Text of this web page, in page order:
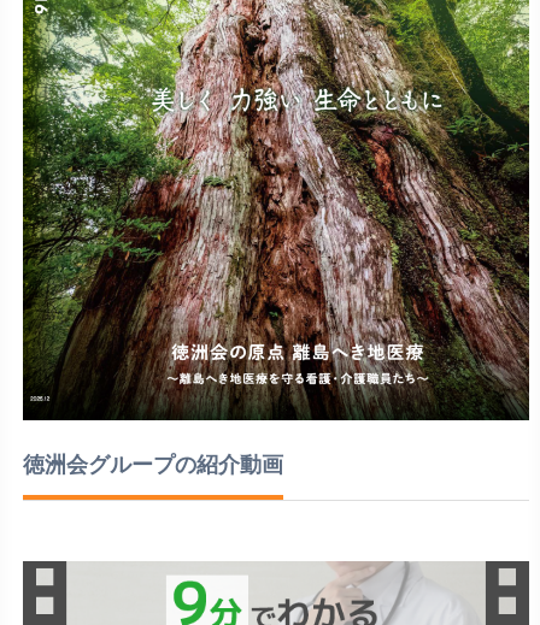
徳洲会グループの紹介動画